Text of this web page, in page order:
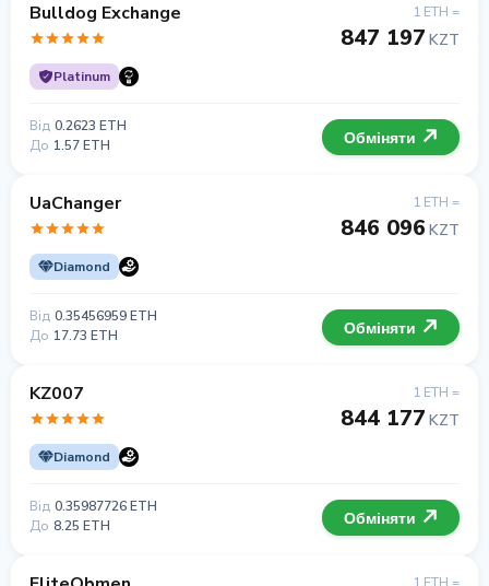
Bulldog Exchange
Platinum
1 ETH =
847 197 KZT
Від 0.2623 ETH
До 1.57 ETH Обміняти
UaChanger
Diamond
1 ETH =
846 096 KZT
Від 0.35456959 ETH
До 17.73 ETH Обміняти
KZ007
Diamond
1 ETH =
844 177 KZT
Від 0.35987726 ETH
До 8.25 ETH Обміняти